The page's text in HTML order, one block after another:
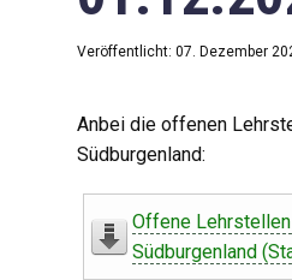
Veröffentlicht: 07. Dezember
Anbei die offenen
Südburgenland:
Offene
Südburgenland